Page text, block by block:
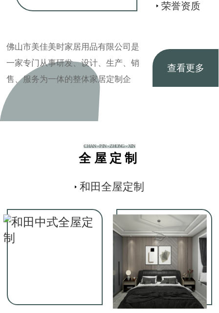
荣誉资质
佛山市美佳美时家居用品有限公司是
一家专门从事研发、设计、生产、销
售、服务为一体的整体家居定制企
业，拥有现代的标准…
查看更多
CHAN - PIN - ZHONG - XIN
全屋定制
和田全屋定制